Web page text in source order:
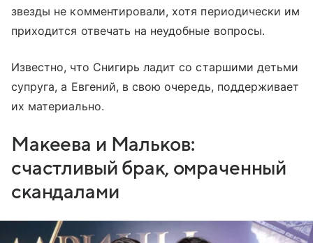
звезды не комментировали, хотя периодически им
приходится отвечать на неудобные вопросы.
Известно, что Снигирь ладит со старшими детьми
супруга, а Евгений, в свою очередь, поддерживает
их материально.
Макеева и Мальков:
счастливый брак, омраченный
скандалами